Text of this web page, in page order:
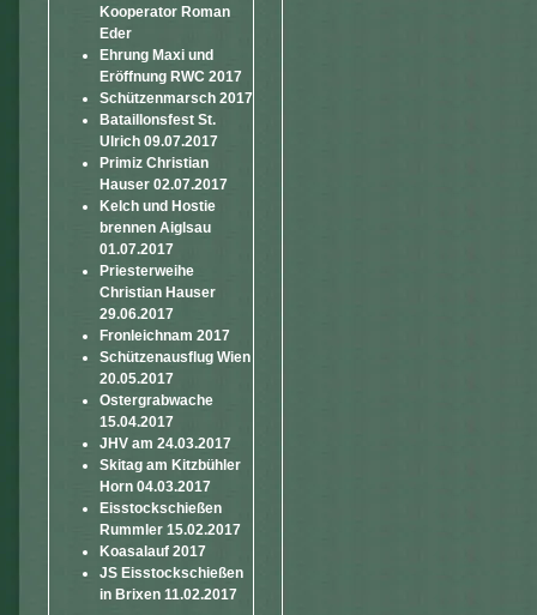
Kooperator Roman
Eder
Ehrung Maxi und
Eröffnung RWC 2017
Schützenmarsch 2017
Bataillonsfest St.
Ulrich 09.07.2017
Primiz Christian
Hauser 02.07.2017
Kelch und Hostie
brennen Aiglsau
01.07.2017
Priesterweihe
Christian Hauser
29.06.2017
Fronleichnam 2017
Schützenausflug Wien
20.05.2017
Ostergrabwache
15.04.2017
JHV am 24.03.2017
Skitag am Kitzbühler
Horn 04.03.2017
Eisstockschießen
Rummler 15.02.2017
Koasalauf 2017
JS Eisstockschießen
in Brixen 11.02.2017